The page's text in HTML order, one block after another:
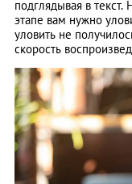
подглядывая в
этапе вам нужно
уловить не
скорость